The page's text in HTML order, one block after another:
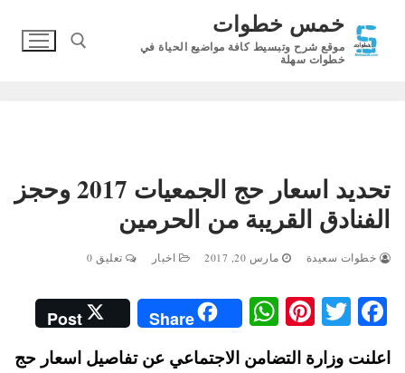
المحتوى
خمس خطوات
موقع شرح وتبسيط كافة مواضيع الحياة في
خطوات سهلة
تحديد اسعار حج الجمعيات 2017 وحجز
الفنادق القريبة من الحرمين
خطوات سعيدة مارس 20, 2017 اخبار تعليق 0
Fa
T
wi
Pi
nt
W
ha
Share
Post
اعلنت وزارة التضامن الاجتماعي عن تفاصيل اسعار حج